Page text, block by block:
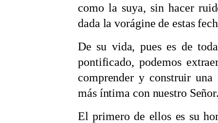
como la suya, sin hacer
dada la vorágine de estas
De su vida, pues es de
pontificado, podemos
comprender y construir
más íntima con nuestro
El primero de ellos es su